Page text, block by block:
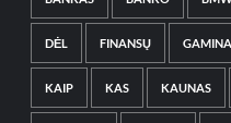
DĖL FINANSŲ GAMINA
KAIP KAS KAUNAS